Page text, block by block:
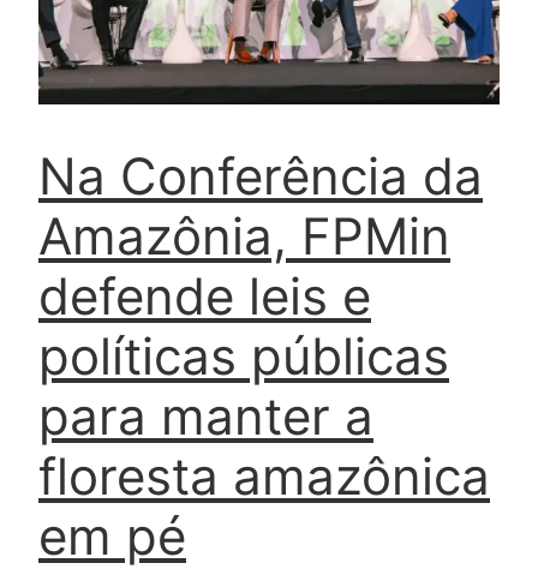
Na Conferência da
Amazônia, FPMin
defende leis e
políticas públicas
para manter a
floresta amazônica
em pé